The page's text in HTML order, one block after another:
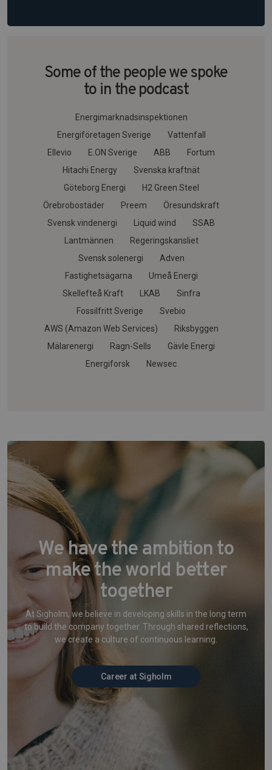
Some of the people we spoke
to in the podcast
Energimarknadsinspektionen
Energiföretagen Sverige
Vattenfall
Ellevio
E.ON Sverige ABB
Fortum
Hitachi Energy
Svenska kraftnät
Göteborg Energi
H2 Green Steel
Örebrobostäder
Preem
Öresundskraft
Svensk vindenergi
Liquid wind
SSAB
Lantmännen
Regeringskansliet
Svensk solenergi
Adven
Fastighetsägarna
Umeå Energi
Skellefteå Kraft
LKAB
Sinfra
Fossilfritt Sverige
Svebio
AWS (Amazon Web Services)
Riksbyggen
Mälarenergi
Ragn-Sells
Gävle Energi
Energiforsk
Newsec
We have the ambition to
make the world better
together
At Sigholm, we believe in developing skills in the long term
to build the company together. Through shared reflections,
we create a culture of continuous learning.
Career at Sigholm